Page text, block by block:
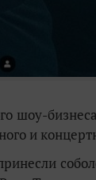
шоу-
и